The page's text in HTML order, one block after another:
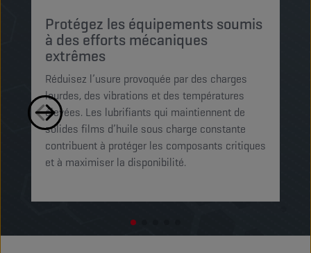
Protégez les équipements soumis
à des efforts mécaniques
extrêmes
Réduisez l’usure provoquée par des charges
lourdes, des vibrations et des températures
élevées. Les lubrifiants qui maintiennent de
solides films d’huile sous charge constante
contribuent à protéger les composants critiques
et à maximiser la disponibilité.